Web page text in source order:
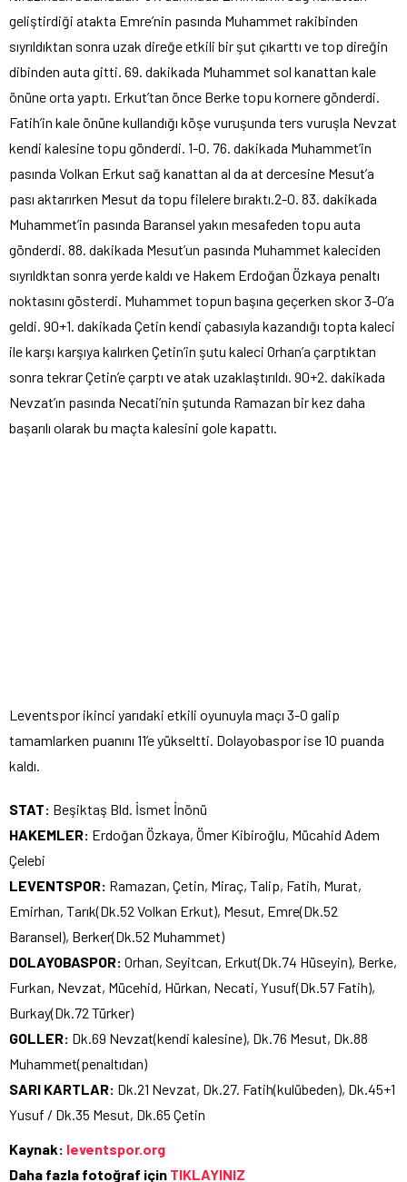
geliştirdiği atakta Emre’nin pasında Muhammet rakibinden
sıyrıldıktan sonra uzak direğe etkili bir şut çıkarttı ve top direğin
dibinden auta gitti. 69. dakikada Muhammet sol kanattan kale
önüne orta yaptı. Erkut’tan önce Berke topu kornere gönderdi.
Fatih’in kale önüne kullandığı köşe vuruşunda ters vuruşla Nevzat
kendi kalesine topu gönderdi. 1-0. 76. dakikada Muhammet’in
pasında Volkan Erkut sağ kanattan al da at dercesine Mesut’a
pası aktarırken Mesut da topu filelere bıraktı.2-0. 83. dakikada
Muhammet’in pasında Baransel yakın mesafeden topu auta
gönderdi. 88. dakikada Mesut’un pasında Muhammet kaleciden
sıyrıldktan sonra yerde kaldı ve Hakem Erdoğan Özkaya penaltı
noktasını gösterdi. Muhammet topun başına geçerken skor 3-0’a
geldi. 90+1. dakikada Çetin kendi çabasıyla kazandığı topta kaleci
ile karşı karşıya kalırken Çetin’in şutu kaleci Orhan’a çarptıktan
sonra tekrar Çetin’e çarptı ve atak uzaklaştırıldı. 90+2. dakikada
Nevzat’ın pasında Necati’nin şutunda Ramazan bir kez daha
başarılı olarak bu maçta kalesini gole kapattı.
Leventspor ikinci yarıdaki etkili oyunuyla maçı 3-0 galip
tamamlarken puanını 11’e yükseltti. Dolayobaspor ise 10 puanda
kaldı.
STAT: Beşiktaş Bld. İsmet İnönü
HAKEMLER: Erdoğan Özkaya, Ömer Kibiroğlu, Mücahid Adem
Çelebi
LEVENTSPOR: Ramazan, Çetin, Miraç, Talip, Fatih, Murat,
Emirhan, Tarık(Dk.52 Volkan Erkut), Mesut, Emre(Dk.52
Baransel), Berker(Dk.52 Muhammet)
DOLAYOBASPOR: Orhan, Seyitcan, Erkut(Dk.74 Hüseyin), Berke,
Furkan, Nevzat, Mücehid, Hürkan, Necati, Yusuf(Dk.57 Fatih),
Burkay(Dk.72 Türker)
GOLLER: Dk.69 Nevzat(kendi kalesine), Dk.76 Mesut, Dk.88
Muhammet(penaltıdan)
SARI KARTLAR: Dk.21 Nevzat, Dk.27. Fatih(kulübeden), Dk.45+1
Yusuf / Dk.35 Mesut, Dk.65 Çetin
Kaynak: leventspor.org
Daha fazla fotoğraf için TIKLAYINIZ